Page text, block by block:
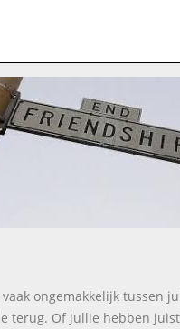
ongemakkelijk tussen
terug. Of jullie hebben